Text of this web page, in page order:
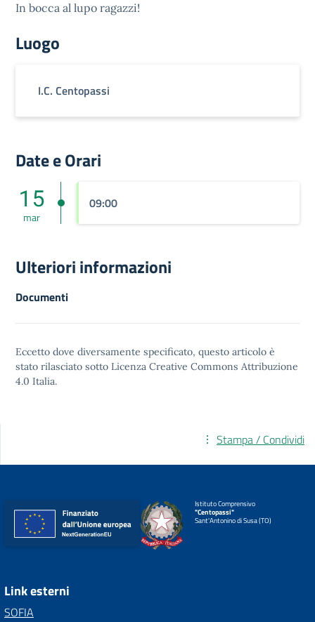
In bocca al lupo ragazzi!
Luogo
I.C. Centopassi
Date e Orari
15
mar
09:00
Ulteriori informazioni
Documenti
Eccetto dove diversamente specificato, questo articolo è
stato rilasciato sotto Licenza Creative Commons Attribuzione
4.0 Italia.
Stampa / Condividi
Istituto Comprensivo
"Centopassi"
Sant'Antonino di Susa (TO)
Link esterni
SOFIA